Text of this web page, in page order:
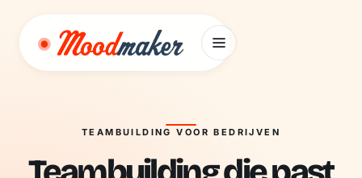
TEAMBUILDING VOOR BEDRIJVEN